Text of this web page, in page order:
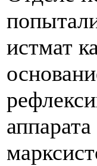
истмат